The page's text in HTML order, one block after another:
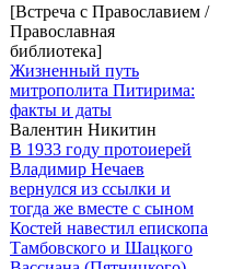
[Встреча с Православием /
Православная
библиотека]
Жизненный путь
митрополита Питирима:
факты и даты
Валентин Никитин
В 1933 году протоиерей
Владимир Нечаев
вернулся из ссылки и
тогда же вместе с сыном
Костей навестил епископа
Тамбовского и Шацкого